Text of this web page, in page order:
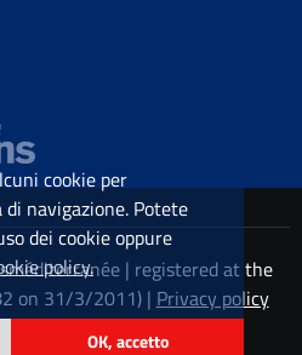
| registered at the
on 31/3/2011) | Privacy policy
cookie per
navigazione. Potete
dei cookie oppure
policy.
OK, accetto